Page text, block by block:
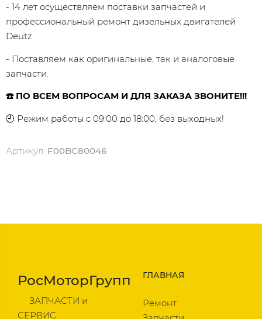
- 14 лет осуществляем поставки запчастей и
профессиональный ремонт дизельных двигателей
Dеutz.
- Поставляем как оригинальные, так и аналоговые
запчасти.
☎️ ПО ВСЕМ ВОПРОСАМ И ДЛЯ ЗАКАЗА ЗВОНИТЕ!!!
🕘 Режим работы с 09:00 до 18:00, без выходных!
Артикул: F00BC80046
РосМоторГрупп
ЗАПЧАСТИ и
СЕРВИС
ГЛАВНАЯ
Ремонт